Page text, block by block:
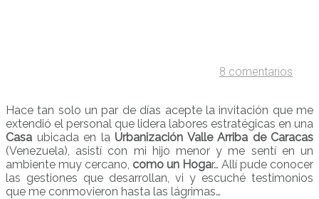
8 comentarios
Hace tan solo un par de días acepte la invitación que me
extendió el personal que lidera labores estratégicas en una
Casa ubicada en la Urbanización Valle Arriba de Caracas
(Venezuela), asistí con mi hijo menor y me sentí en un
ambiente muy cercano, como un Hogar… Allí pude conocer
las gestiones que desarrollan, vi y escuché testimonios
que me conmovieron hasta las lágrimas…